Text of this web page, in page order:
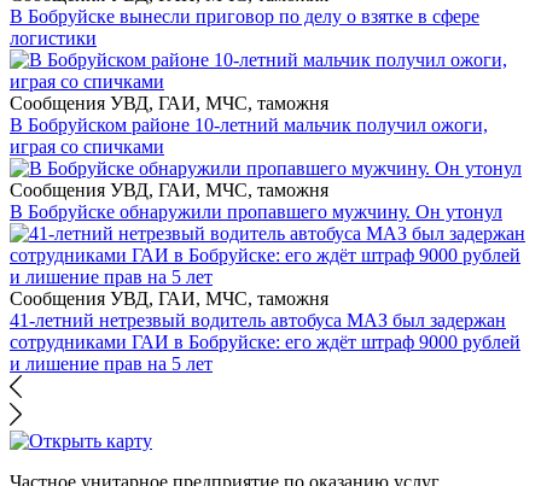
В Бобруйске вынесли приговор по делу о взятке в сфере
логистики
Сообщения УВД, ГАИ, МЧС, таможня
В Бобруйском районе 10-летний мальчик получил ожоги,
играя со спичками
Сообщения УВД, ГАИ, МЧС, таможня
В Бобруйске обнаружили пропавшего мужчину. Он утонул
Сообщения УВД, ГАИ, МЧС, таможня
41-летний нетрезвый водитель автобуса МАЗ был задержан
сотрудниками ГАИ в Бобруйске: его ждёт штраф 9000 рублей
и лишение прав на 5 лет